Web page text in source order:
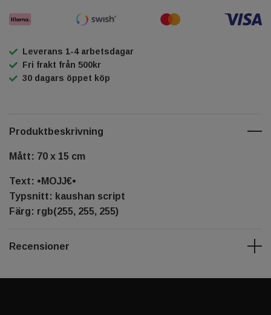
Leverans 1-4 arbetsdagar
Fri frakt från 500kr
30 dagars öppet köp
Produktbeskrivning
Mått: 70 x 15 cm
Text: •MOJJ€•
Typsnitt: kaushan script
Färg: rgb(255, 255, 255)
Recensioner